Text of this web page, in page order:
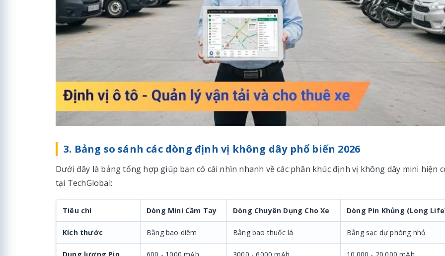
3. Bảng so sánh các dòng định vị không dây phổ biến 2026
Dưới đây là bảng tổng hợp giúp bạn có cái nhìn nhanh về các phân khúc định vị không dây mini hiện
tại TechGlobal:
Tiêu chí Dòng Mini Cầm Tay Dòng Chuyên Dụng Cho Xe Dòng Pin Khủng (Long
Kích thước Bằng bao diêm Bằng bao thuốc lá Bằng sạc dự phòng nhỏ
Dung lượng Pin 600 - 1000 mAh 3000 - 6000 mAh 10.000 - 20.000 mAh